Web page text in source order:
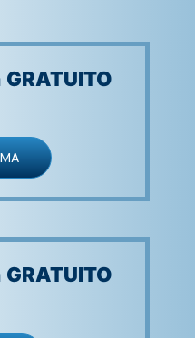
GRATUITO
GRATUITO